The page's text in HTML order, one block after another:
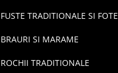
FUSTE TRADITIONALE SI FOTE
BRAURI SI MARAME
ROCHII TRADITIONALE